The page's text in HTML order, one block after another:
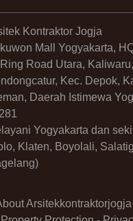
Kontraktor Jogja
Mall Yogyakarta,
Road Utara, Kaliwaru,
Kec. Depok,
Daerah Istimewa
Yogyakarta dan
Klaten, Boyolali,
Arsitekkontraktorjogja